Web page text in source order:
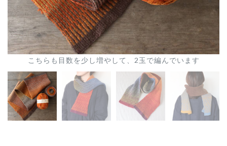
こちらも目数を少し増やして、2玉で編んでいます